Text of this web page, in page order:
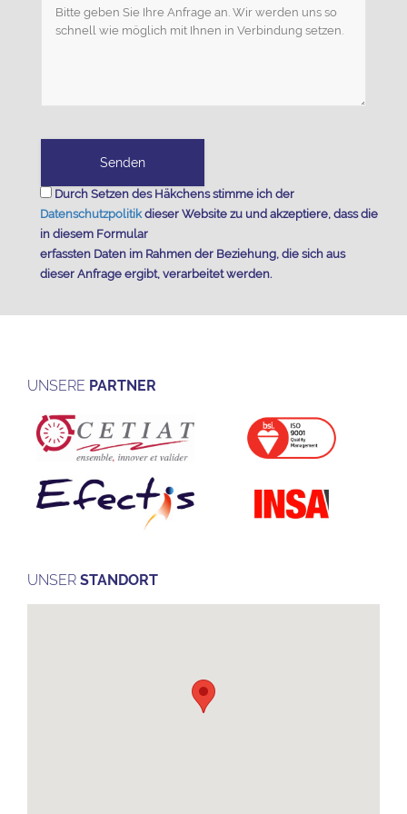
Durch Setzen des Häkchens stimme ich der
Datenschutzpolitikdieser Website zu und akzeptiere, dass die
in diesem Formular
erfassten Daten im Rahmen der Beziehung, die sich aus
dieser Anfrage ergibt, verarbeitet werden.
UNSERE PARTNER
UNSER STANDORT